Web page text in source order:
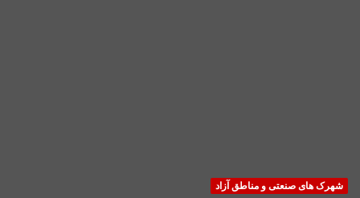
شهرک های صنعتی و مناطق آزاد